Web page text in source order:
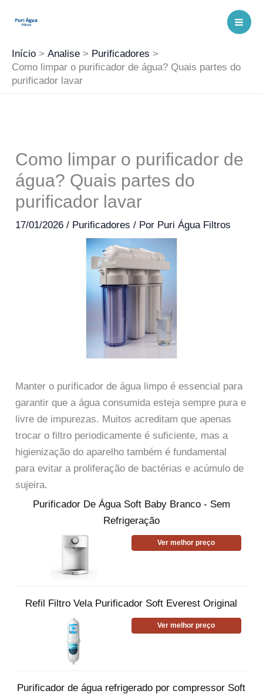
para
conteúdo
Início Analise
Purificadores
Como limpar o purificador de água? Quais partes do
purificador lavar
Como limpar o purificador de
água? Quais partes do
purificador lavar
17/01/2026/ Purificadores / Por Puri Água Filtros
Manter o purificador de água limpo é essencial para
garantir que a água consumida esteja sempre pura e
livre de impurezas. Muitos acreditam que apenas
trocar o filtro periodicamente é suficiente, mas a
higienização do aparelho também é fundamental
para evitar a proliferação de bactérias e acúmulo de
sujeira.
Purificador De Água Soft Baby Branco - Sem
Refrigeração
Ver melhor preço
Refil Filtro Vela Purificador Soft Everest Original
Ver melhor preço
Purificador de água refrigerado por compressor Soft